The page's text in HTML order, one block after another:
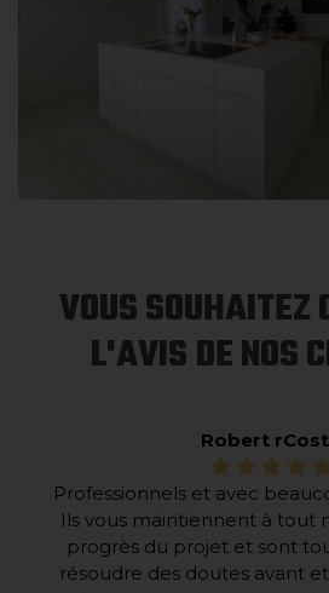
VOUS SOUHAITEZ
L'AVIS DE NOS
Robert
Professionnels et avec
Ils vous maintiennent à tout
progrès du projet et sont
résoudre des doutes avant